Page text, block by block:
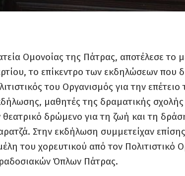
Ομονοίας της Πάτρας, αποτέλεσε το
το επίκεντρο των εκδηλώσεων που
του Οργανισμός για την
μαθητές της δραματικής
δρώμενο για τη ζωή και τη
Στην εκδήλωση συμμετείχαν
του χορευτικού από τον Πολιτιστικό
Όπλων Πάτρας.